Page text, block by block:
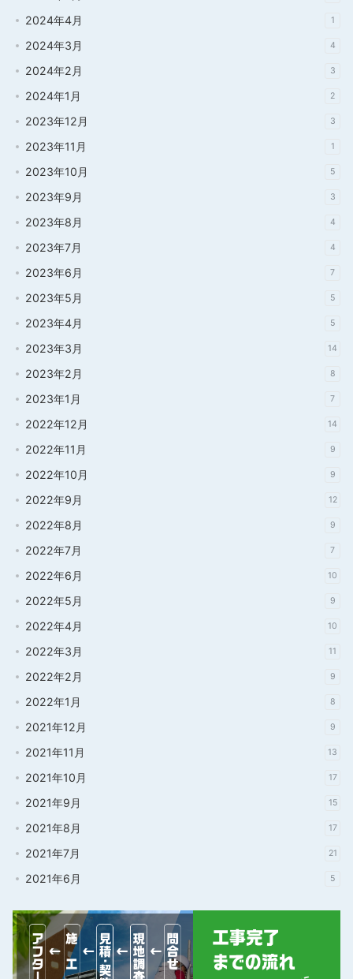
2024年4月 1
2024年3月 4
2024年2月 3
2024年1月 2
2023年12月 3
2023年11月 1
2023年10月 5
2023年9月 3
2023年8月 4
2023年7月 4
2023年6月 7
2023年5月 5
2023年4月 5
2023年3月 14
2023年2月 8
2023年1月 7
2022年12月 14
2022年11月 9
2022年10月 9
2022年9月 12
2022年8月 9
2022年7月 7
2022年6月 10
2022年5月 9
2022年4月 10
2022年3月 11
2022年2月 9
2022年1月 8
2021年12月 9
2021年11月 13
2021年10月 17
2021年9月 15
2021年8月 17
2021年7月 21
2021年6月 5